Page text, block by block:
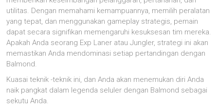
utilitas. Dengan memahami kemampuannya, memilih peralatan
yang tepat, dan menggunakan gameplay strategis, pemain
dapat secara signifikan memengaruhi kesuksesan tim mereka.
Apakah Anda seorang Exp Laner atau Jungler, strategi ini akan
memastikan Anda mendominasi setiap pertandingan dengan
Balmond.
Kuasai teknik -teknik ini, dan Anda akan menemukan diri Anda
naik pangkat dalam legenda seluler dengan Balmond sebagai
sekutu Anda.